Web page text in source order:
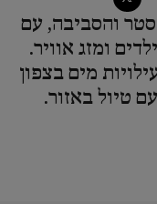
והסביבה, עם
ומזג אוויר.
מים בצפון
טיול באזור.